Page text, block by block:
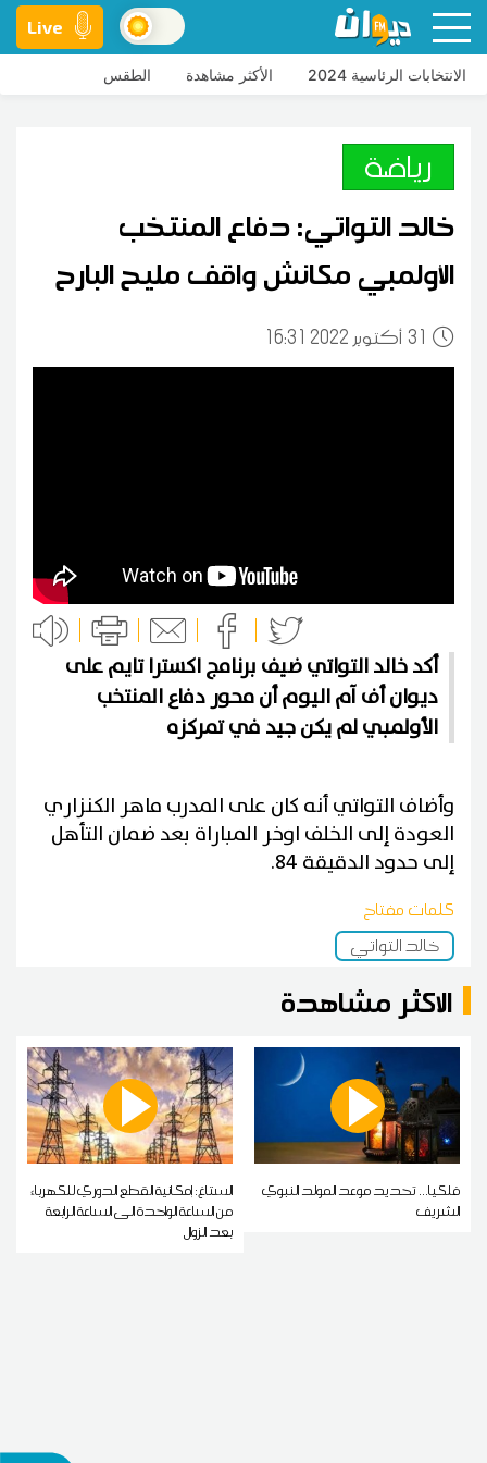
Live
الانتخابات الرئاسية 2024 الأكثر مشاهدة الطقس
رياضة
خالد التواتي: دفاع المنتخب
الأولمبي مكانش واقف مليح البارح
3116:31 2022 أكتوبر
أكد خالد التواتي ضيف برنامج اكسترا تايم على
ديوان أف آم اليوم أن محور دفاع المنتخب
الأولمبي لم يكن جيد في تمركزه
وأضاف التواتي أنه كان على المدرب ماهر الكنزاري
العودة إلى الخلف اوخر المباراة بعد ضمان التأهل
إلى حدود الدقيقة 84.
كلمات مفتاح
خالد التواتي
الاكثر مشاهدة
فلكيا... تحديد موعد المولد النبوي
الشريف
الستاغ: إمكانية القطع الدوري للكهرباء
من الساعة الواحدة الى الساعة الرابعة
بعد الزوال